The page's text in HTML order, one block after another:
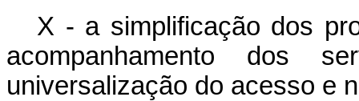
X - a simplificação dos
acompanhamento dos
universalização do acesso e